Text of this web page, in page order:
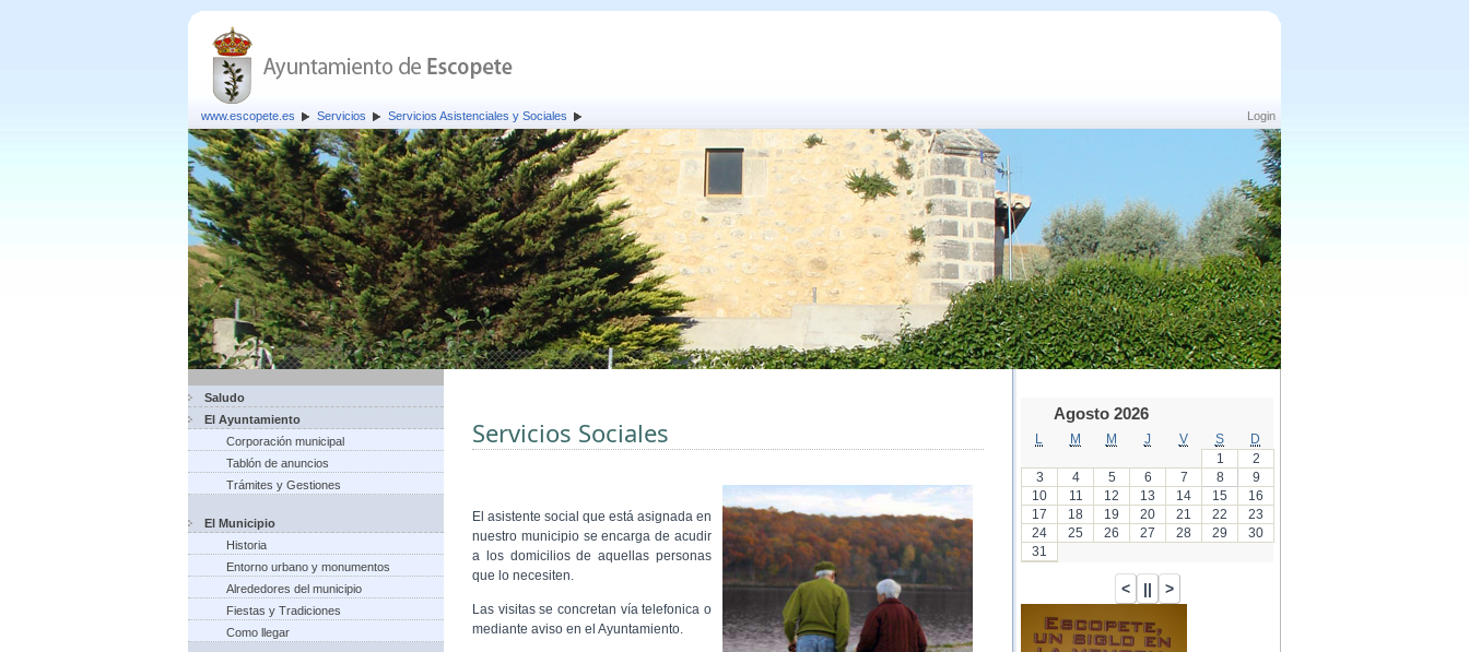
Login
www.escopete.es Servicios Servicios Asistenciales y Sociales
Saludo
El Ayuntamiento
Corporación municipal
Tablón de anuncios
Trámites y Gestiones
El Municipio
Historia
Entorno urbano y monumentos
Alrededores del municipio
Fiestas y Tradiciones
Como llegar
Servicios Sociales
El asistente social que está asignada en
nuestro municipio se encarga de acudir
a los domicilios de aquellas personas
que lo necesiten.
Las visitas se concretan vía telefonica o
mediante aviso en el Ayuntamiento.
Agosto 2026
M M J V S
D
1
2
3
4 5 6 7 8
9
10
11 12 13 14 15
16
17
18 19 20 21 22
23
24
25 26 27 28 29
30
31